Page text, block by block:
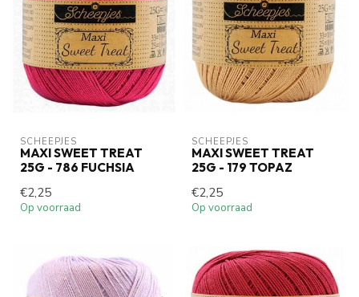
SCHEEPJES
MAXI SWEET TREAT
25G - 786 FUCHSIA
€2,25
Op voorraad
SCHEEPJES
MAXI SWEET TREAT
25G - 179 TOPAZ
€2,25
Op voorraad